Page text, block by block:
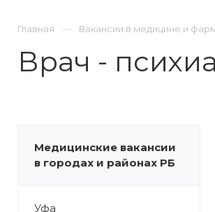
Главная Вакансии в медицине и
Врач -
Медицинские вакансии
в городах и районах РБ
Уфа